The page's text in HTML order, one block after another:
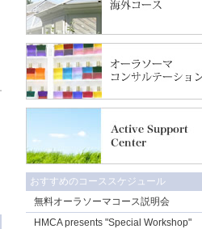
おすすめのコーススケジュール
無料オーラソーマコース説明会
HMCA presents "Special Workshop"